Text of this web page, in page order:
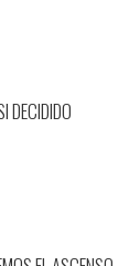
DECIDIDO